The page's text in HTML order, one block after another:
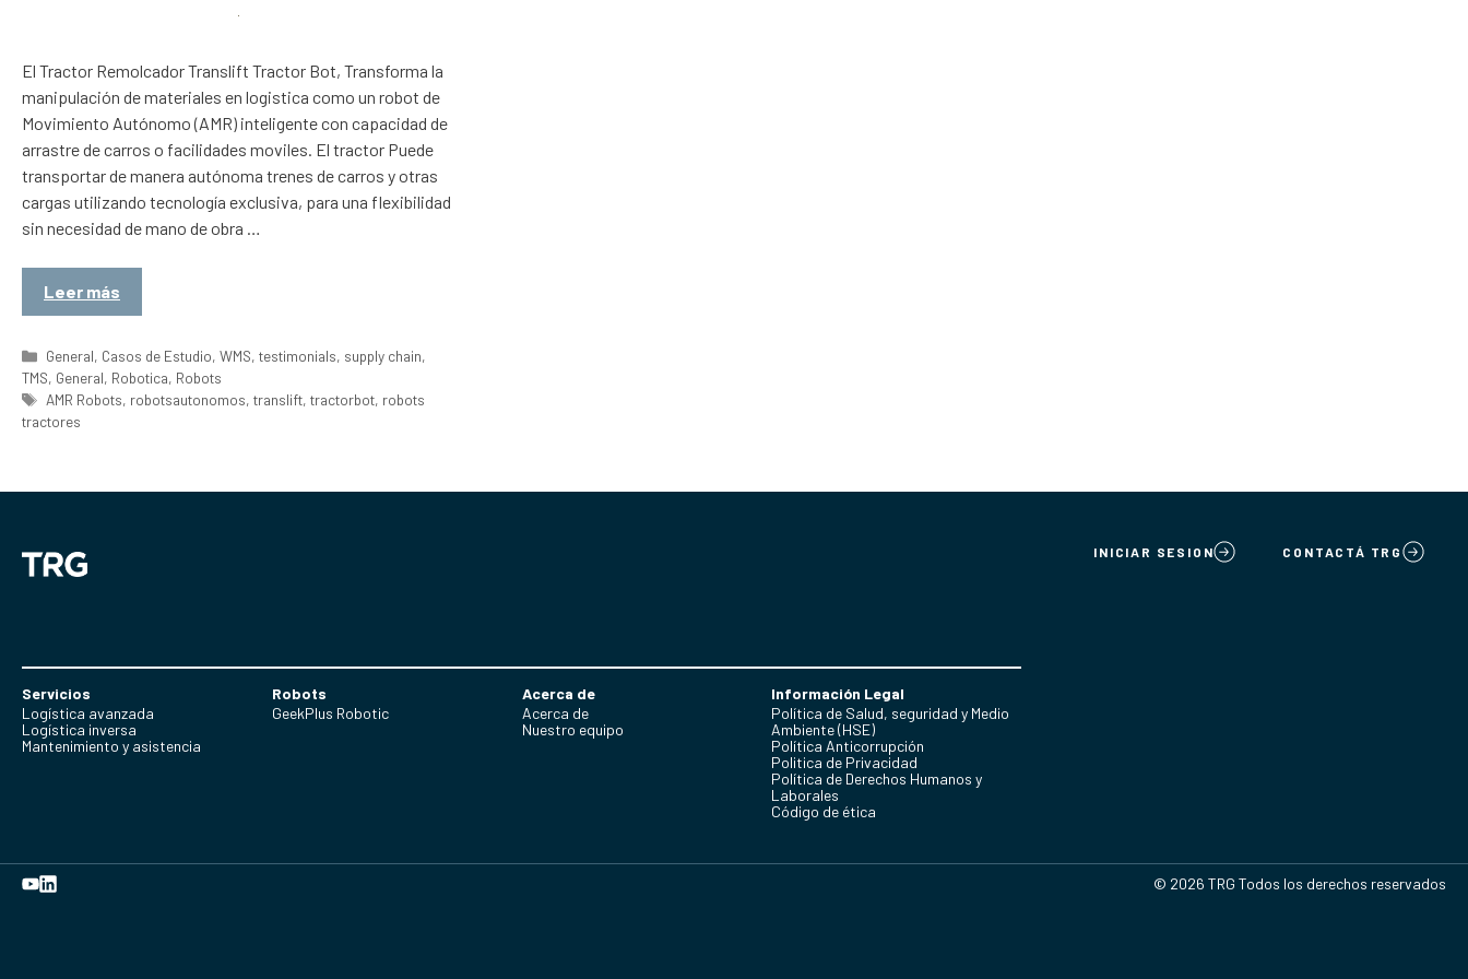
El Tractor Remolcador Translift Tractor Bot, Transforma la
manipulación de materiales en logistica como un robot de
Movimiento Autónomo (AMR) inteligente con capacidad de
arrastre de carros o facilidades moviles. El tractor Puede
transportar de manera autónoma trenes de carros y otras
cargas utilizando tecnología exclusiva, para una flexibilidad
sin necesidad de mano de obra …
Leer más
Categorías
General, Casos de Estudio, WMS, testimonials, supply chain,
TMS, General, Robotica, Robots
Etiquetas
AMR Robots, robotsautonomos, translift, tractorbot, robots
tractores
INICIAR SESION CONTACTÁ TRG
Servicios
Logística avanzada
Logística inversa
Mantenimiento y asistencia
Robots
GeekPlus Robotic
Acerca de
Acerca de
Nuestro equipo
Información Legal
Política de Salud, seguridad y Medio
Ambiente (HSE)
Política Anticorrupción
Politica de Privacidad
Política de Derechos Humanos y
Laborales
Código de ética
© 2026 TRG Todos los derechos reservados